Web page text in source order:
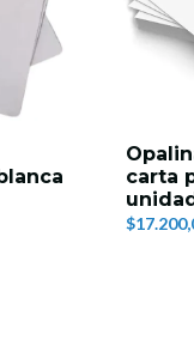
carta